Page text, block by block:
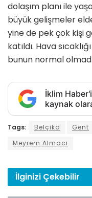
dolaşım planı ile
büyük gelişmeler
yine de pek çok kişi
katıldı. Hava
bunun normal
İklim
kaynak
Tags: Belçika Gent
Meyrem Almacı
İlginizi Çekebilir